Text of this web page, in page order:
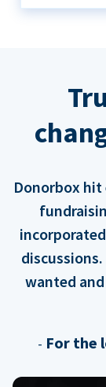
Donorbox
wanted
- For the